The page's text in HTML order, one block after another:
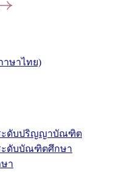
าษาไทย)
ะดับปริญญาบัณฑิต
ะดับบัณฑิตศึกษา
า